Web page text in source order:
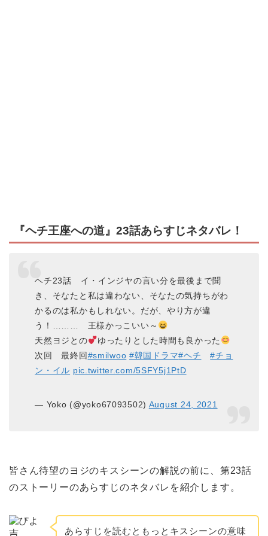
『ヘチ王座への道』23話あらすじネタバレ！
ヘチ23話 イ・インジヤの言い分を最後まで聞
き、そなたと私は違わない、そなたの気持ちがわ
かるのは私かもしれない。だが、やり方が違
う！……… 王様かっこいい～
天然ヨジとの
ゆったりとした時間も良かった
次回 最終回#smilwoo #韓国ドラマ#ヘチ
#チョ
ン・イル pic.twitter.com/5SFY5j1PtD
— Yoko (@yoko67093502) August 24, 2021
皆さん待望のヨジのキスシーンの解説の前に、第23話
のストーリーのあらすじのネタバレを紹介します。
あらすじを読むともっとキスシーンの意味